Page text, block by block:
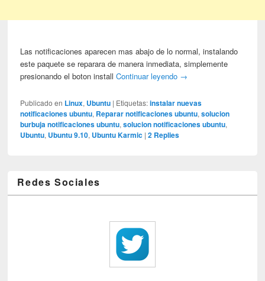
Las notificaciones aparecen mas abajo de lo normal, instalando
este paquete se reparara de manera inmediata, simplemente
presionando el boton installContinuar leyendo →
Publicado en Linux, Ubuntu | Etiquetas: instalar nuevas
notificaciones ubuntu, Reparar notificaciones ubuntu,solucion
burbuja notificaciones ubuntu,solucion notificaciones ubuntu,
Ubuntu, Ubuntu 9.10, Ubuntu Karmic |2 Replies
Redes Sociales